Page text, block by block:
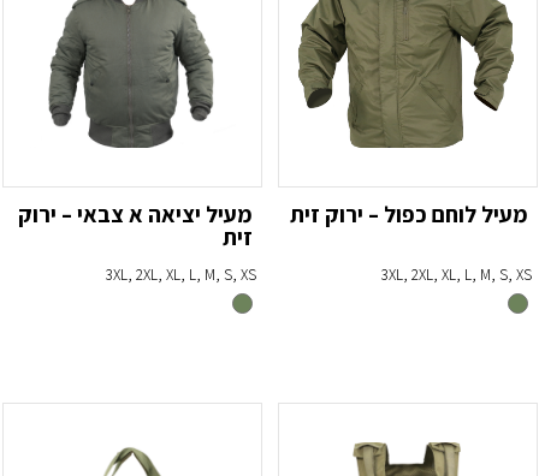
מעיל לוחם כפול – ירוק זית
3XL, 2XL, XL, L, M, S, XS
מעיל יציאה א צבאי – ירוק
זית
3XL, 2XL, XL, L, M, S, XS